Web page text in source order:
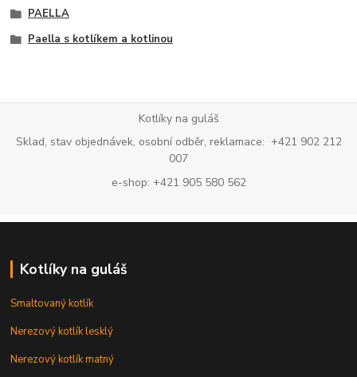
PAELLA
Paella s kotlíkem a kotlinou
Kotlíky na guláš
Sklad, stav objednávek, osobní odběr, reklamace: +421 902 212
007
e-shop: +421 905 580 562
Kotlíky na guláš
Smaltovaný kotlík
Nerezový kotlík lesklý
Nerezový kotlík matný